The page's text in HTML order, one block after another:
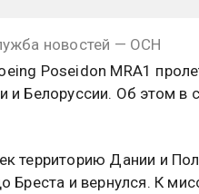
новостей — ОСН
Poseidon MRA1
и Белоруссии. Об этом в
территорию Дании и
и вернулся. К